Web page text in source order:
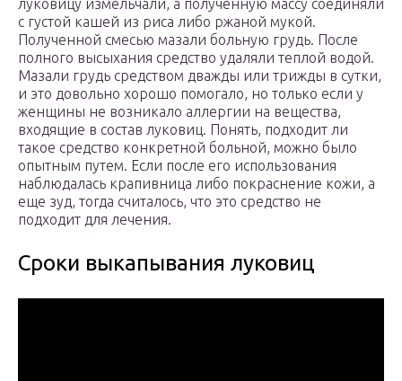
луковицу измельчали, а полученную массу соединяли
с густой кашей из риса либо ржаной мукой.
Полученной смесью мазали больную грудь. После
полного высыхания средство удаляли теплой водой.
Мазали грудь средством дважды или трижды в сутки,
и это довольно хорошо помогало, но только если у
женщины не возникало аллергии на вещества,
входящие в состав луковиц. Понять, подходит ли
такое средство конкретной больной, можно было
опытным путем. Если после его использования
наблюдалась крапивница либо покраснение кожи, а
еще зуд, тогда считалось, что это средство не
подходит для лечения.
Сроки выкапывания луковиц